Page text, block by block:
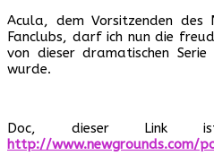
Acula, dem Vorsitzenden
Fanclubs, darf ich nun die
von dieser dramatischen
wurde.
Doc, dieser Link
http://www.newgrounds.com/